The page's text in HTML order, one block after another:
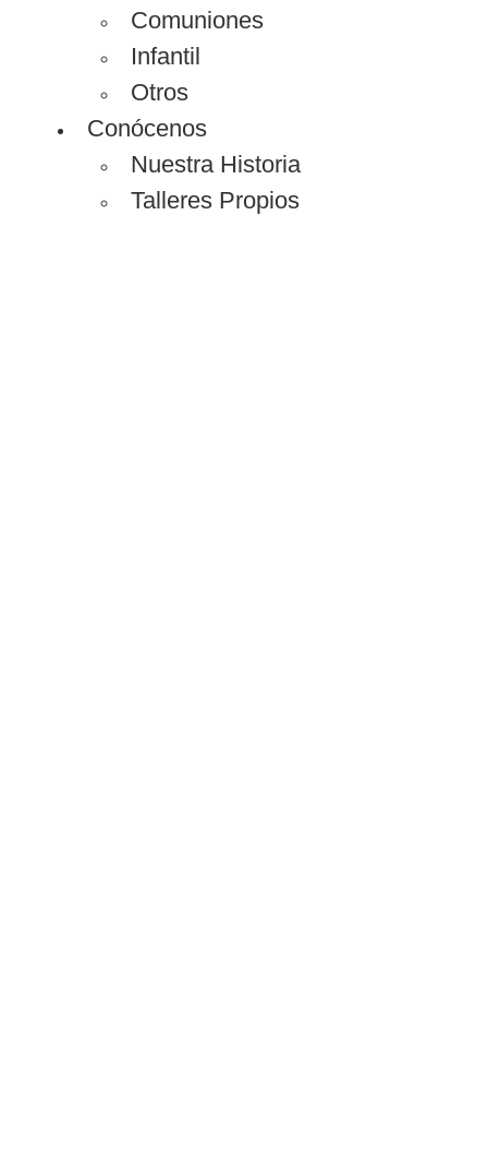
Comuniones
Infantil
Otros
Conócenos
Nuestra Historia
Talleres Propios